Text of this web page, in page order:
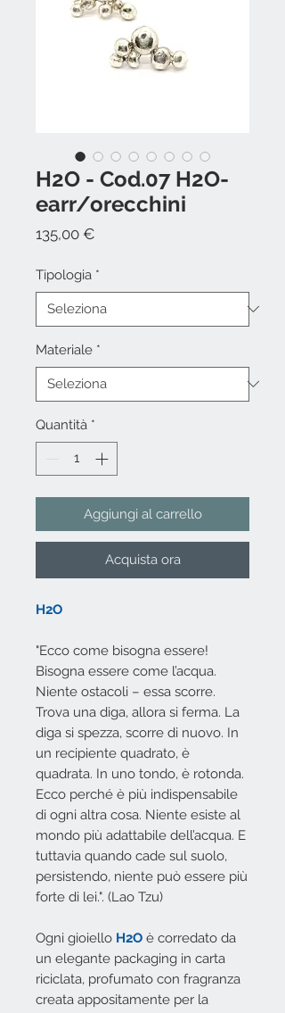
H2O - Cod.07 H2O-
earr/orecchini
135,00 €
Tipologia *
Materiale *
Quantità *
Aggiungi al carrello
Acquista ora
H2O
"Ecco come bisogna essere!
Bisogna essere come l’acqua.
Niente ostacoli – essa scorre.
Trova una diga, allora si ferma. La
diga si spezza, scorre di nuovo. In
un recipiente quadrato, è
quadrata. In uno tondo, è rotonda.
Ecco perché è più indispensabile
di ogni altra cosa. Niente esiste al
mondo più adattabile dell’acqua. E
tuttavia quando cade sul suolo,
persistendo, niente può essere più
forte di lei.". (Lao Tzu)
Ogni gioiello H2O è corredato da
un elegante packaging in carta
riciclata, profumato con fragranza
creata appositamente per la